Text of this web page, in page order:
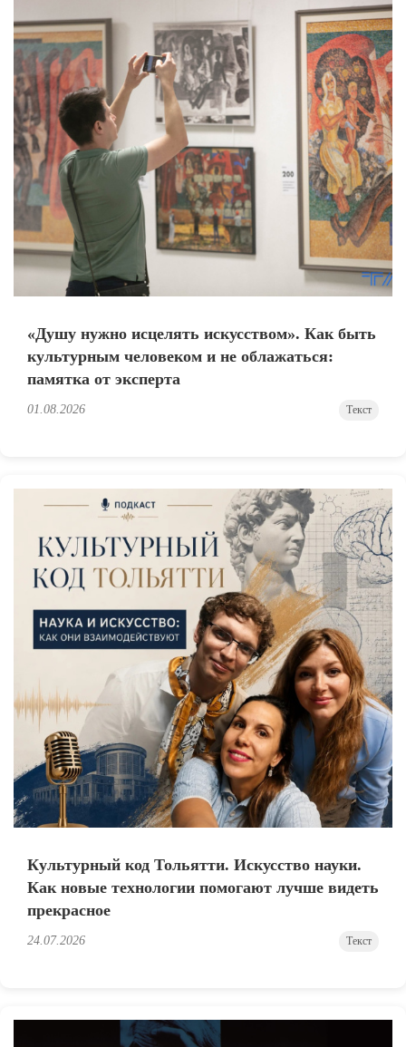
«Душу нужно исцелять искусством». Как быть
культурным человеком и не облажаться:
памятка от эксперта
01.08.2026 Текст
Культурный код Тольятти. Искусство науки.
Как новые технологии помогают лучше видеть
прекрасное
24.07.2026 Текст